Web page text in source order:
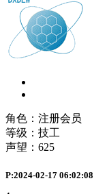
角色：注册会员
等级：技工
声望： 625
P:2024-02-17 06:02:08